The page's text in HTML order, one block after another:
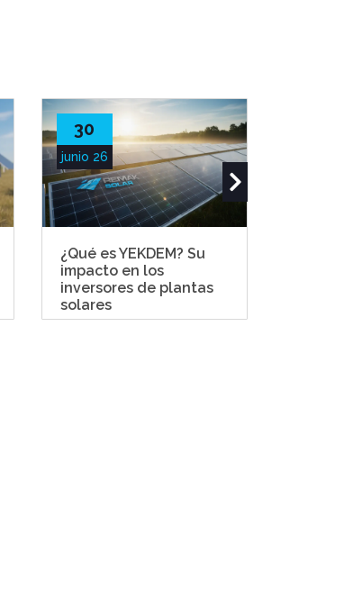
30
junio 26
¿Qué es YEKDEM? Su
impacto en los
inversores de plantas
solares